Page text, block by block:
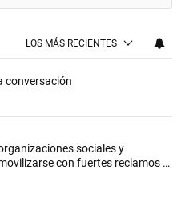
LOS MÁS RECIENTES
conversación
más comentarios en los
"San Cayetano 2026:
sociales y
con fuertes reclamos al